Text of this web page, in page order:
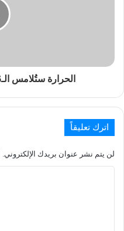
الحرارة ستُلامس الـ36 درجة الأسبوع المقبل
اترك تعليقاً
لن يتم نشر عنوان بريدك الإلكتروني.